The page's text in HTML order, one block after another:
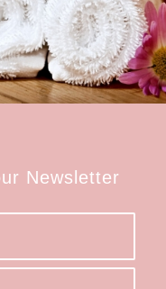
Newsletter